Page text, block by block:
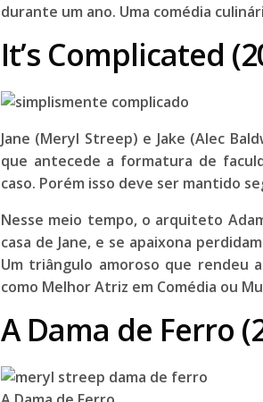
durante um ano. Uma comédia
It’s Complicated
Jane (Meryl Streep) e Jake (Alec
que antecede a formatura de
caso. Porém isso deve ser mantido
Nesse meio tempo, o arquiteto
casa de Jane, e se apaixona
Um triângulo amoroso que rendeu a
como Melhor Atriz em Comédia ou
A Dama de Ferro